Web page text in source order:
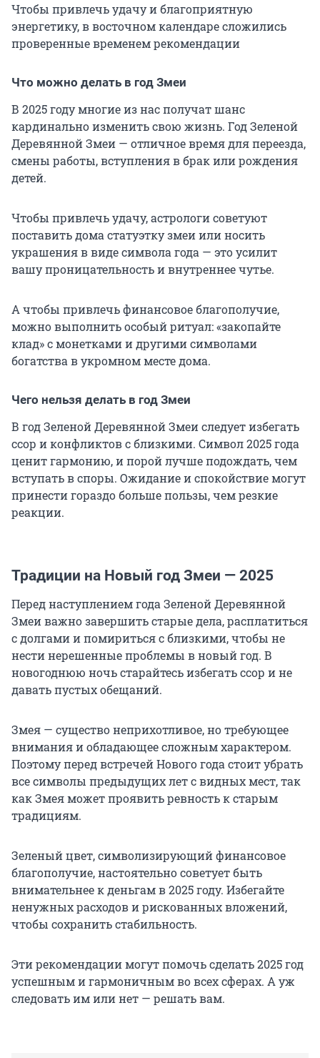
Чтобы привлечь удачу и благоприятную
энергетику, в восточном календаре сложились
проверенные временем рекомендации
Что можно делать в год Змеи
В 2025 году многие из нас получат шанс
кардинально изменить свою жизнь. Год Зеленой
Деревянной Змеи — отличное время для переезда,
смены работы, вступления в брак или рождения
детей.
Чтобы привлечь удачу, астрологи советуют
поставить дома статуэтку змеи или носить
украшения в виде символа года — это усилит
вашу проницательность и внутреннее чутье.
А чтобы привлечь финансовое благополучие,
можно выполнить особый ритуал: «закопайте
клад» с монетками и другими символами
богатства в укромном месте дома.
Чего нельзя делать в год Змеи
В год Зеленой Деревянной Змеи следует избегать
ссор и конфликтов с близкими. Символ 2025 года
ценит гармонию, и порой лучше подождать, чем
вступать в споры. Ожидание и спокойствие могут
принести гораздо больше пользы, чем резкие
реакции.
Традиции на Новый год Змеи — 2025
Перед наступлением года Зеленой Деревянной
Змеи важно завершить старые дела, расплатиться
с долгами и помириться с близкими, чтобы не
нести нерешенные проблемы в новый год. В
новогоднюю ночь старайтесь избегать ссор и не
давать пустых обещаний.
Змея — существо неприхотливое, но требующее
внимания и обладающее сложным характером.
Поэтому перед встречей Нового года стоит убрать
все символы предыдущих лет с видных мест, так
как Змея может проявить ревность к старым
традициям.
Зеленый цвет, символизирующий финансовое
благополучие, настоятельно советует быть
внимательнее к деньгам в 2025 году. Избегайте
ненужных расходов и рискованных вложений,
чтобы сохранить стабильность.
Эти рекомендации могут помочь сделать 2025 год
успешным и гармоничным во всех сферах. А уж
следовать им или нет — решать вам.